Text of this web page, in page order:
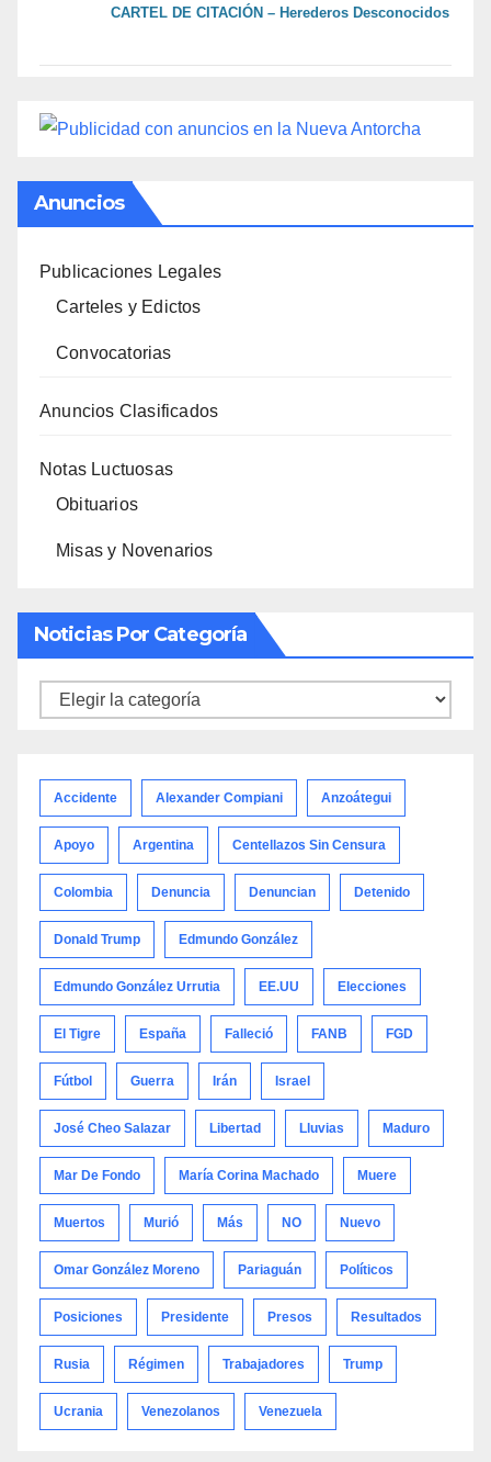
CARTEL DE CITACIÓN – Herederos Desconocidos
Anuncios
Publicaciones Legales
Carteles y Edictos
Convocatorias
Anuncios Clasificados
Notas Luctuosas
Obituarios
Misas y Novenarios
Noticias Por Categoría
Noticias
Accidente Alexander Compiani Anzoátegui
Apoyo Argentina Centellazos Sin Censura
Colombia Denuncia Denuncian Detenido
Donald Trump Edmundo González
Edmundo González Urrutia EE.UU Elecciones
El Tigre España Falleció FANB FGD
Fútbol Guerra Irán Israel
José Cheo Salazar Libertad Lluvias Maduro
Mar De Fondo María Corina Machado Muere
Muertos Murió Más NO Nuevo
Omar González Moreno Pariaguán Políticos
Posiciones Presidente Presos Resultados
Rusia Régimen Trabajadores Trump
Ucrania Venezolanos Venezuela